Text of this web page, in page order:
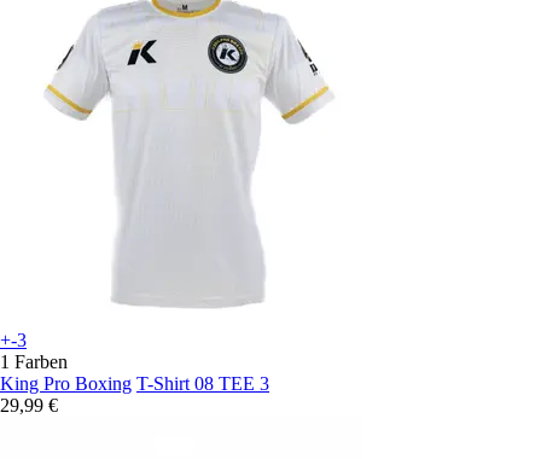
+-3
1 Farben
King Pro Boxing T-Shirt 08 TEE 3
29,99 €